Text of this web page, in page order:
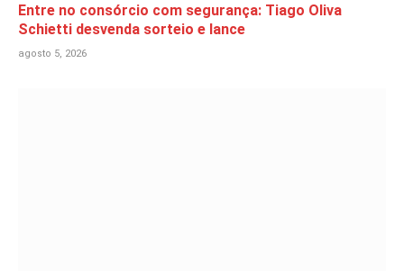
Entre no consórcio com segurança: Tiago Oliva
Schietti desvenda sorteio e lance
agosto 5, 2026